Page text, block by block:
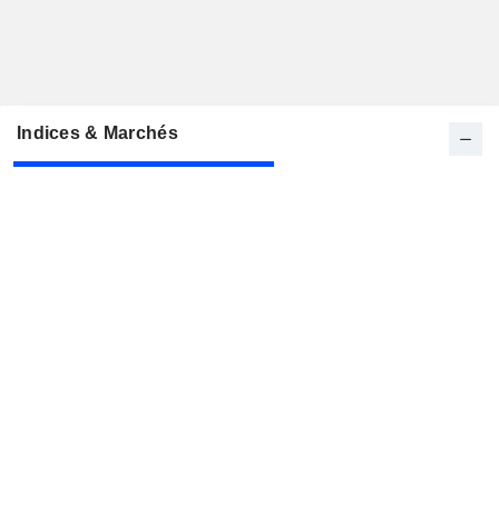
Indices & Marchés